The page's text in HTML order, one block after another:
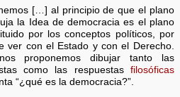
[…] al principio de que el plano
la Idea de democracia es el plano
por los conceptos políticos, por
ver con el Estado y con el Derecho.
proponemos dibujar tanto las
como las respuestas filosóficas
“¿qué es la democracia?”.